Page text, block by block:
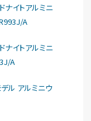
イトアルミニ
A
イトアルミニ
A
ル アルミニウ